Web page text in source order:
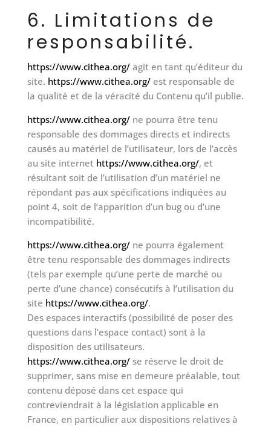
6. Limitations de
responsabilité.
https://www.cithea.org/agit en tant qu’éditeur du
site. https://www.cithea.org/est responsable de
la qualité et de la véracité du Contenu qu’il publie.
https://www.cithea.org/ne pourra être tenu
responsable des dommages directs et indirects
causés au matériel de l’utilisateur, lors de l’accès
au site internet https://www.cithea.org/, et
résultant soit de l’utilisation d’un matériel ne
répondant pas aux spécifications indiquées au
point 4, soit de l’apparition d’un bug ou d’une
incompatibilité.
https://www.cithea.org/ne pourra également
être tenu responsable des dommages indirects
(tels par exemple qu’une perte de marché ou
perte d’une chance) consécutifs à l’utilisation du
site https://www.cithea.org/.
Des espaces interactifs (possibilité de poser des
questions dans l’espace contact) sont à la
disposition des utilisateurs.
https://www.cithea.org/se réserve le droit de
supprimer, sans mise en demeure préalable, tout
contenu déposé dans cet espace qui
contreviendrait à la législation applicable en
France, en particulier aux dispositions relatives à